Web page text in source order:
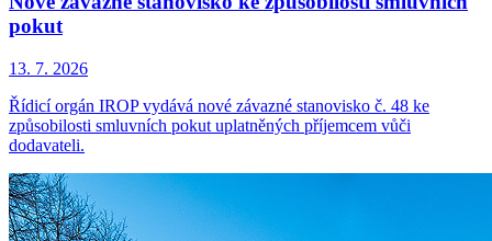
pokut
13. 7. 2026
Řídicí orgán IROP vydává nové závazné stanovisko č. 48 ke
způsobilosti smluvních pokut uplatněných příjemcem vůči
dodavateli.